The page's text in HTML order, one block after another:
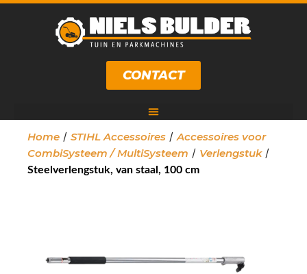
CONTACT
Home / STIHL Accessoires / Accessoires voor
CombiSysteem / MultiSysteem / Verlengstuk/
Steelverlengstuk, van staal, 100 cm